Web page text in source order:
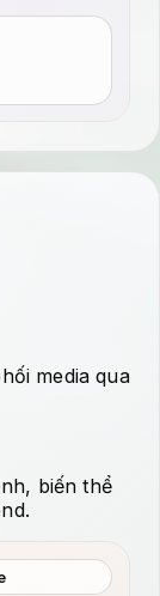
media qua
biến thể